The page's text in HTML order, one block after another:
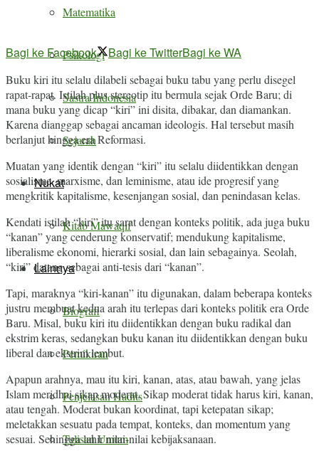
Matematika
Psikologi
Sastra Indonesia
Sejarah
Nukat
Kitab Mawaqif
Lainnya
Biografi
Pemikiran
Penjelasan Hadits
Tulisan Umum
Bagi ke Facebook Bagi ke TwitterBagi ke WA
Buku kiri itu selalu dilabeli sebagai buku tabu yang perlu disegel
rapat-rapat. Istilah plus stereotip itu bermula sejak Orde Baru; di
mana buku yang dicap “kiri” ini disita, dibakar, dan diamankan.
Karena dianggap sebagai ancaman ideologis. Hal tersebut masih
berlanjut hingga era Reformasi.
Muatan yang identik dengan “kiri” itu selalu diidentikkan dengan
sosialisme, marxisme, dan leminisme, atau ide progresif yang
mengkritik kapitalisme, kesenjangan sosial, dan penindasan kelas.
Kendati istilah “kiri” itu sarat dengan konteks politik, ada juga buku
“kanan” yang cenderung konservatif; mendukung kapitalisme,
liberalisme ekonomi, hierarki sosial, dan lain sebagainya. Seolah,
“kiri” datang sebagai anti-tesis dari “kanan”.
Tapi, maraknya “kiri-kanan” itu digunakan, dalam beberapa konteks
justru membuat kedua arah itu terlepas dari konteks politik era Orde
Baru. Misal, buku kiri itu diidentikkan dengan buku radikal dan
ekstrim keras, sedangkan buku kanan itu diidentikkan dengan buku
liberal dan ekstrim lembut.
Apapun arahnya, mau itu kiri, kanan, atas, atau bawah, yang jelas
Islam meridhai sikap moderat. Sikap moderat tidak harus kiri, kanan,
atau tengah. Moderat bukan koordinat, tapi ketepatan sikap;
meletakkan sesuatu pada tempat, konteks, dan momentum yang
sesuai. Sehingga lahir nilai-nilai kebijaksanaan.